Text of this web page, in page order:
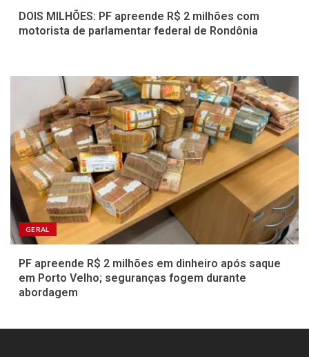
DOIS MILHÕES: PF apreende R$ 2 milhões com
motorista de parlamentar federal de Rondônia
GERAL
PF apreende R$ 2 milhões em dinheiro após saque
em Porto Velho; seguranças fogem durante
abordagem